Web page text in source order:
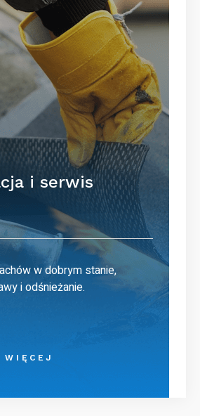
i serwis
w dobrym stanie,
i odśnieżanie.
WIĘCEJ